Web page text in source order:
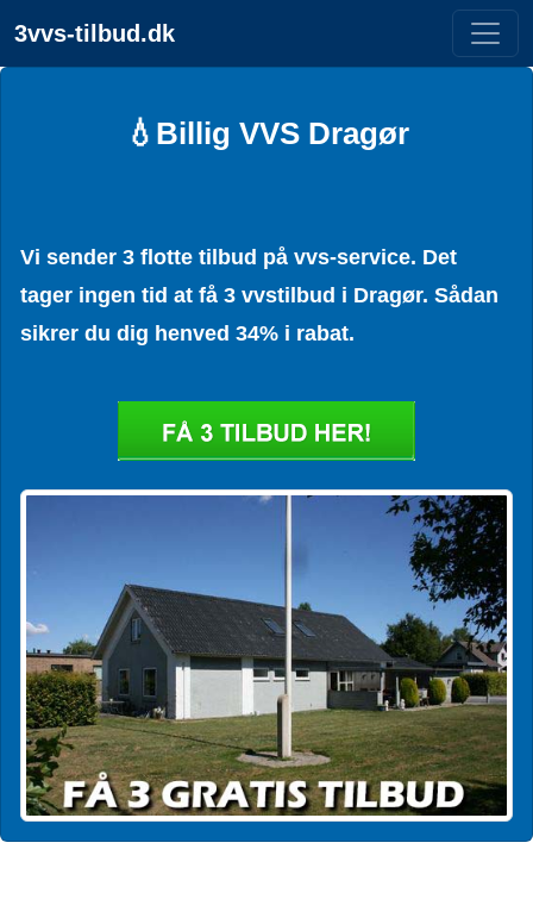
3vvs-tilbud.dk
💧Billig VVS Dragør
Vi sender 3 flotte tilbud på vvs-service. Det
tager ingen tid at få 3 vvstilbud i Dragør. Sådan
sikrer du dig henved 34% i rabat.